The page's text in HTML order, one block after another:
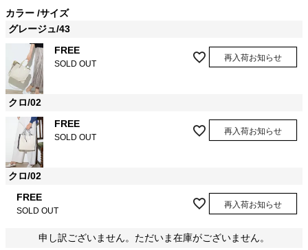
カラー サイズ
グレージュ/43
FREE
SOLD OUT
再入荷お知らせ
クロ/02
FREE
SOLD OUT
再入荷お知らせ
クロ/02
FREE
SOLD OUT
再入荷お知らせ
申し訳ございません。ただいま在庫がございません。